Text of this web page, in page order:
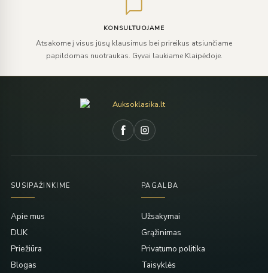
KONSULTUOJAME
Atsakome į visus jūsų klausimus bei prireikus atsiunčiame
papildomas nuotraukas. Gyvai laukiame Klaipėdoje.
SUSIPAŽINKIME
Apie mus
DUK
Priežiūra
Blogas
PAGALBA
Užsakymai
Grąžinimas
Privatumo politika
Taisyklės